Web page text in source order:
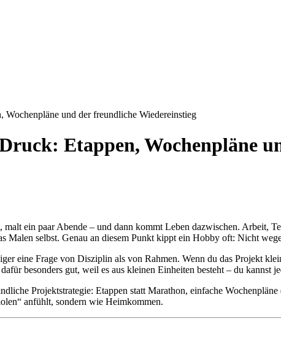
Wochenpläne und der freundliche Wiedereinstieg
Etappen, Wochenpläne
malt ein paar Abende – und dann kommt Leben dazwischen. Arbeit,
Malen selbst. Genau an diesem Punkt kippt ein Hobby oft: Nicht
eine Frage von Disziplin als von Rahmen. Wenn du das Projekt
besonders gut, weil es aus kleinen Einheiten besteht – du kannst
Projektstrategie: Etappen statt Marathon, einfache
anfühlt, sondern wie Heimkommen.